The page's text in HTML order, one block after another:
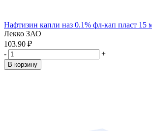
Нафтизин капли наз 0.1% фл-кап пласт 15
Лекко ЗАО
103.90 ₽
-
+
В корзину